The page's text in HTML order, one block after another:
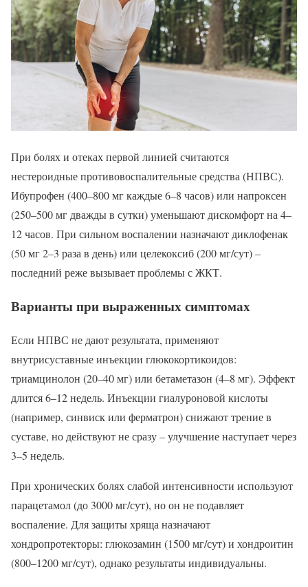
При болях и отеках первой линией считаются
нестероидные противовоспалительные средства (НПВС).
Ибупрофен (400–800 мг каждые 6–8 часов) или напроксен
(250–500 мг дважды в сутки) уменьшают дискомфорт на 4–
12 часов. При сильном воспалении назначают диклофенак
(50 мг 2–3 раза в день) или целекоксиб (200 мг/сут) –
последний реже вызывает проблемы с ЖКТ.
Варианты при выраженных симптомах
Если НПВС не дают результата, применяют
внутрисуставные инъекции глюкокортикоидов:
триамцинолон (20–40 мг) или бетаметазон (4–8 мг). Эффект
длится 6–12 недель. Инъекции гиалуроновой кислоты
(например, синвиск или ферматрон) снижают трение в
суставе, но действуют не сразу – улучшение наступает через
3–5 недель.
При хронических болях слабой интенсивности используют
парацетамол (до 3000 мг/сут), но он не подавляет
воспаление. Для защиты хряща назначают
хондропротекторы: глюкозамин (1500 мг/сут) и хондроитин
(800–1200 мг/сут), однако результаты индивидуальны.